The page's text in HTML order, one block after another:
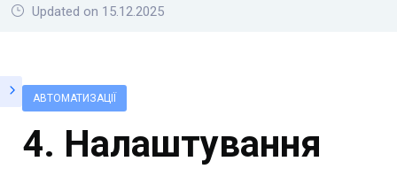
Updated on 15.12.2025
АВТОМАТИЗАЦІЇ
4. Налаштування